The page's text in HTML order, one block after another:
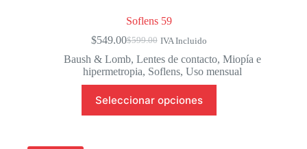
Soflens 59
$599.00
El
precio
original
era:
$599.00.
$549.00El
precio
actual
es:
$549.00.
IVA Incluido
Baush & Lomb,Lentes de contacto,Miopía e
hipermetropia, Soflens,Uso mensual
Seleccionar opciones
producto
tiene